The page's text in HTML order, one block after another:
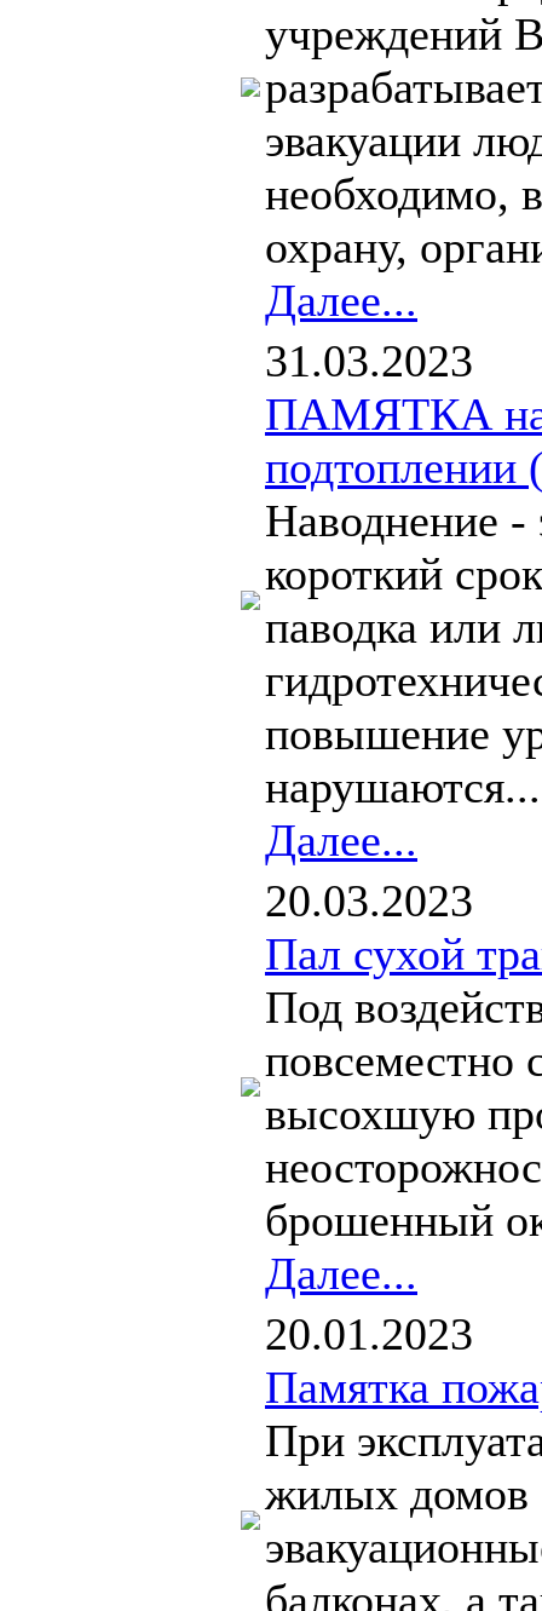
учреждений
эвакуации
необходимо,
охрану,
Далее...
31.03.2023
ПАМЯТКА
подтоплении
Наводнение -
короткий
паводка или
повышение
нарушаются...
Далее...
20.03.2023
Пал сухой
Под
повсеместно
высохшую
брошенный
Далее...
20.01.2023
Памятка
При
жилых домов
балконах, а